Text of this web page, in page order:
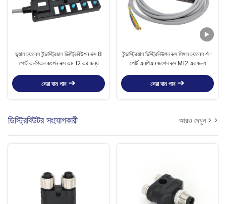
ডুয়াল চ্যানেল ইন্ডাস্ট্রিয়াল ডিস্ট্রিবিউশন বক্স 8
পোর্ট এনপিএন জংশন বক্স এম 12 এর জন্য
সেরা দাম পান
ইন্ডাস্ট্রিয়াল ডিস্ট্রিবিউশন বক্স সিঙ্গল চ্যানেল 4-
পোর্ট এনপিএন জংশন বক্স M12 এর জন্য
সেরা দাম পান
ডিস্ট্রিবিউটর সংযোগকারী আরও দেখুন > >